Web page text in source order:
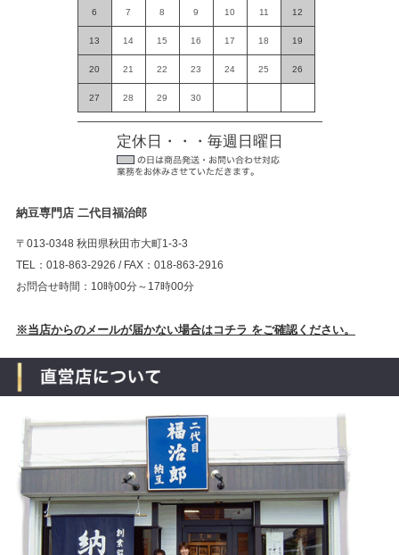
6 7 8 9 10 11 12
13 14 15 16 17 18 19
20 21 22 23 24 25 26
27 28 29 30
定休日・・・毎週日曜日
納豆専門店 二代目福治郎
〒013-0348 秋田県秋田市大町1-3-3
TEL：018-863-2926 / FAX：018-863-2916
お問合せ時間：10時00分～17時00分
※当店からのメールが届かない場合はコチラ をご確認ください。